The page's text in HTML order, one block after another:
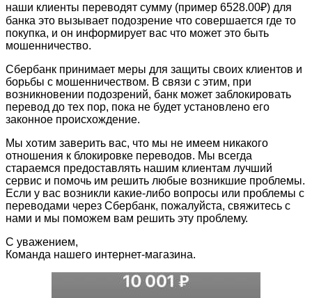
наши клиенты переводят сумму (пример 6528.00₽) для
банка это вызывает подозрение что совершается где то
покупка, и он информирует вас что может это быть
мошенничество.
Сбербанк принимает меры для защиты своих клиентов и
борьбы с мошенничеством. В связи с этим, при
возникновении подозрений, банк может заблокировать
перевод до тех пор, пока не будет установлено его
законное происхождение.
Мы хотим заверить вас, что мы не имеем никакого
отношения к блокировке переводов. Мы всегда
стараемся предоставлять нашим клиентам лучший
сервис и помочь им решить любые возникшие проблемы.
Если у вас возникли какие-либо вопросы или проблемы с
переводами через Сбербанк, пожалуйста, свяжитесь с
нами и мы поможем вам решить эту проблему.
С уважением,
Команда нашего интернет-магазина.